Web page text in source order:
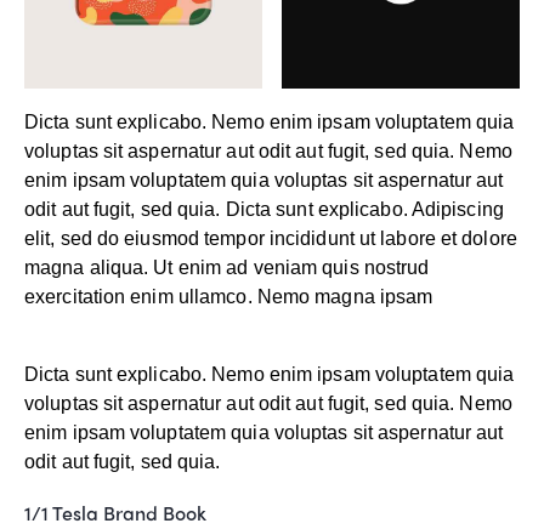
Dicta sunt explicabo. Nemo enim ipsam voluptatem quia
voluptas sit aspernatur aut odit aut fugit, sed quia. Nemo
enim ipsam voluptatem quia voluptas sit aspernatur aut
odit aut fugit, sed quia. Dicta sunt explicabo. Adipiscing
elit, sed do eiusmod tempor incididunt ut labore et dolore
magna aliqua. Ut enim ad veniam quis nostrud
exercitation enim ullamco. Nemo magna ipsam
Dicta sunt explicabo. Nemo enim ipsam voluptatem quia
voluptas sit aspernatur aut odit aut fugit, sed quia. Nemo
enim ipsam voluptatem quia voluptas sit aspernatur aut
odit aut fugit, sed quia.
1/1 Tesla Brand Book